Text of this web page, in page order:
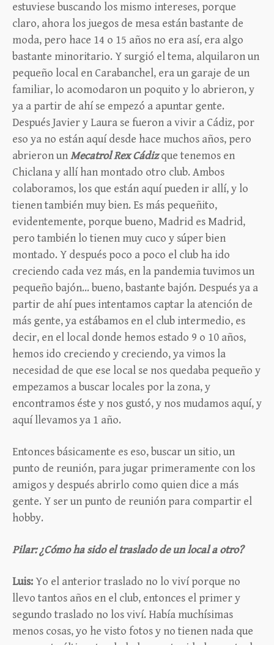
estuviese buscando los mismo intereses, porque
claro, ahora los juegos de mesa están bastante de
moda, pero hace 14 o 15 años no era así, era algo
bastante minoritario. Y surgió el tema, alquilaron un
pequeño local en Carabanchel, era un garaje de un
familiar, lo acomodaron un poquito y lo abrieron, y
ya a partir de ahí se empezó a apuntar gente.
Después Javier y Laura se fueron a vivir a Cádiz, por
eso ya no están aquí desde hace muchos años, pero
abrieron unMecatrol Rex Cádizque tenemos en
Chiclana y allí han montado otro club. Ambos
colaboramos, los que están aquí pueden ir allí, y lo
tienen también muy bien. Es más pequeñito,
evidentemente, porque bueno, Madrid es Madrid,
pero también lo tienen muy cuco y súper bien
montado. Y después poco a poco el club ha ido
creciendo cada vez más, en la pandemia tuvimos un
pequeño bajón… bueno, bastante bajón. Después ya a
partir de ahí pues intentamos captar la atención de
más gente, ya estábamos en el club intermedio, es
decir, en el local donde hemos estado 9 o 10 años,
hemos ido creciendo y creciendo, ya vimos la
necesidad de que ese local se nos quedaba pequeño y
empezamos a buscar locales por la zona, y
encontramos éste y nos gustó, y nos mudamos aquí, y
aquí llevamos ya 1 año.
Entonces básicamente es eso, buscar un sitio, un
punto de reunión, para jugar primeramente con los
amigos y después abrirlo como quien dice a más
gente. Y ser un punto de reunión para compartir el
hobby.
Pilar: ¿Cómo ha sido el traslado de un local a otro?
Luis:Yo el anterior traslado no lo viví porque no
llevo tantos años en el club, entonces el primer y
segundo traslado no los viví. Había muchísimas
menos cosas, yo he visto fotos y no tienen nada que